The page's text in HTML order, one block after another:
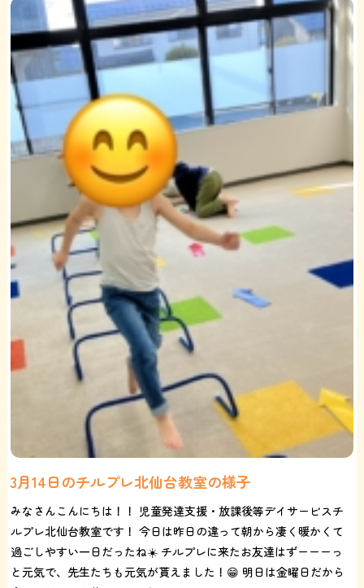
3月14日のチルプレ北仙台教室の様子
みなさんこんにちは！！ 児童発達支援・放課後等デイサービスチ
ルプレ北仙台教室です！ 今日は昨日の違って朝から凄く暖かくて
過ごしやすい一日だったね☀️ チルプレに来たお友達はずーーーっ
と元気で、先生たちも元気が貰えました！😁 明日は金曜日だから